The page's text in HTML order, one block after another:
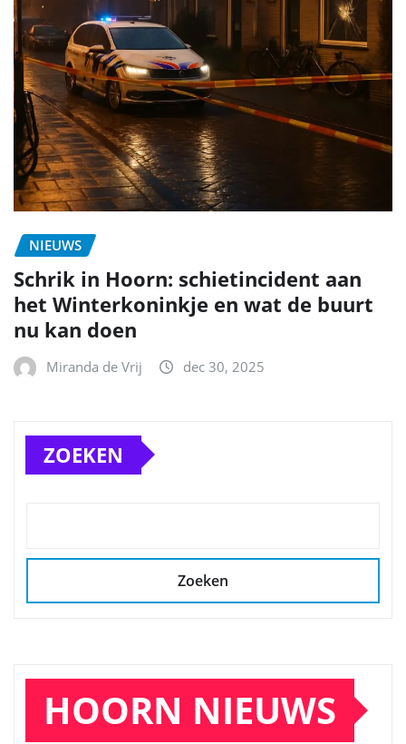
NIEUWS
Schrik in Hoorn: schietincident aan
het Winterkoninkje en wat de buurt
nu kan doen
Miranda de Vrij dec 30, 2025
ZOEKEN
Zoeken
HOORN NIEUWS